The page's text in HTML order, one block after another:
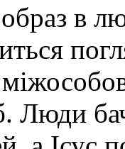
образ в
Люди